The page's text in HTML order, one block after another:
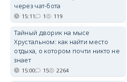
через чат-бота
15:11 1 119
Тайный дворик на мысе
Хрустальном: как найти место
отдыха, о котором почти никто не
знает
15:00 15 2264